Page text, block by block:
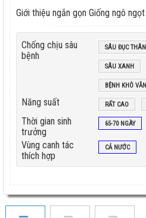
Giới thiệu ngắn gọn Giống ngô ngọt
Chống chịu sâu
bệnh
SÂU ĐỤC THÂN
SÂU XANH
BỆNH KHÔ VẰN
Năng suất RẤT CAO
Thời gian sinh
trưởng
65-70 NGÀY
Vùng canh tác
thích hợp
CẢ NƯỚC